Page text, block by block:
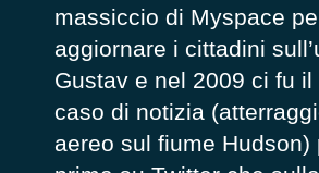
massiccio di Myspace
aggiornare i cittadini
Gustav e nel 2009 ci fu il
caso di notizia
aereo sul fiume Hudson)